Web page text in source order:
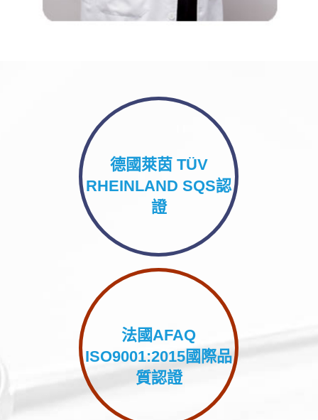
德國萊茵 TÜV
RHEINLAND SQS認
證
法國AFAQ
ISO9001:2015國際品
質認證